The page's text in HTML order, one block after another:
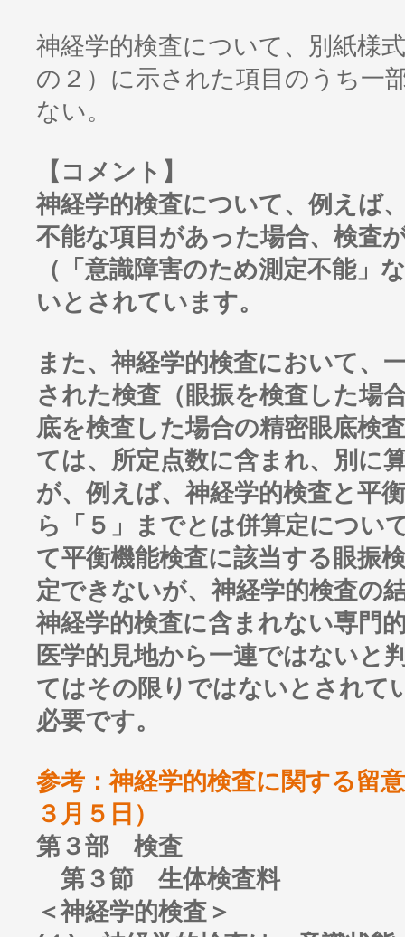
神経学的検査について、別紙様
の２）に示された項目のうち一
ない。
【コメント】
神経学的検査について、例えば
不能な項目があった場合、検査
（「意識障害のため測定不能」
いとされています。
また、神経学的検査において、
された検査（眼振を検査した場
底を検査した場合の精密眼底検
ては、所定点数に含まれ、別に
が、例えば、神経学的検査と平
ら「５」までとは併算定につい
て平衡機能検査に該当する眼振
定できないが、神経学的検査の
神経学的検査に含まれない専門
医学的見地から一連ではないと
てはその限りではないとされて
必要です。
参考：神経学的検査に関する留
３月５日）
第３部 検査
第３節 生体検査料
＜神経学的検査＞